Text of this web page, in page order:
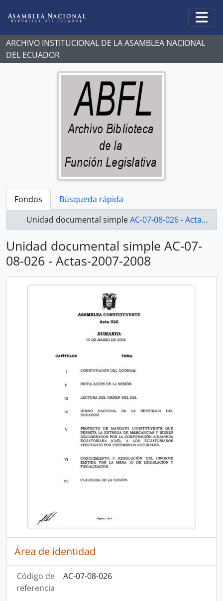
ARCHIVO INSTITUCIONAL DE LA ASAMBLEA NACIONAL
DEL ECUADOR
Fondos
Búsqueda rápida
Unidad documental simpleAC-07-08-026 - Actas-2007-2008
Unidad documental simple AC-07-
08-026 - Actas-2007-2008
Área de identidad
Código de
referencia
AC-07-08-026